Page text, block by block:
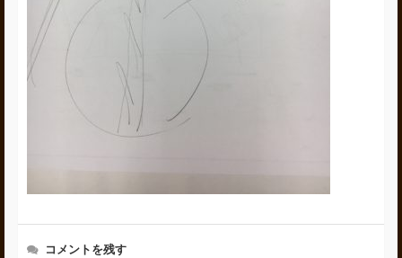
コメントを残す